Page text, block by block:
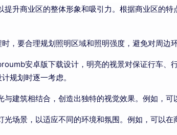
提升商业区的整体形象和吸引力。根据商业区的特
，要合理规划照明区域和照明强度，避免对周边环
安卓版下载设计，明亮的视景对保证行车、
时逐一考虑。
与建筑相结合，创造出独特的视觉效果。例如
场景，以适应不同的环境和氛围。例如，可